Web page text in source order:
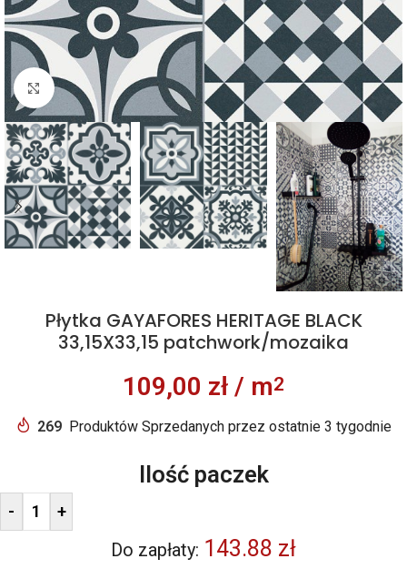
Kliknij aby powiększyć
Płytka GAYAFORES HERITAGE BLACK
33,15X33,15 patchwork/mozaika
109,00 zł / m2
269 Produktów Sprzedanych przez ostatnie 3 tygodnie
Ilość paczek
- +
Do zapłaty: 143.88 zł